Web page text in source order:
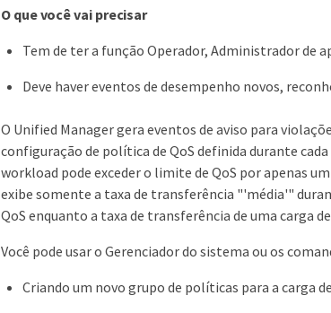
O que você vai precisar
Tem de ter a função Operador, Administrador de
Deve haver eventos de desempenho novos,
O Unified Manager gera eventos de aviso para
configuração de política de QoS definida durante
workload pode exceder o limite de QoS por apenas
exibe somente a taxa de transferência "'média'"
QoS enquanto a taxa de transferência de uma
Você pode usar o Gerenciador do sistema ou os
Criando um novo grupo de políticas para a carga